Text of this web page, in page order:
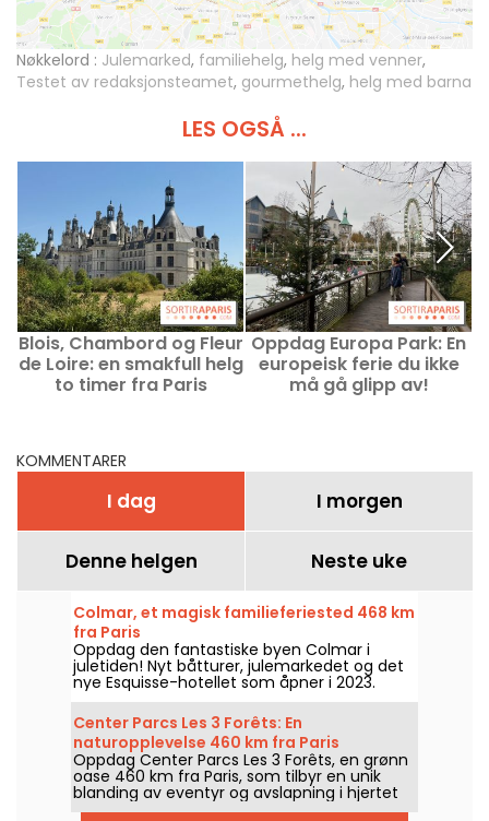
Nøkkelord : Julemarked, familiehelg, helg med venner,
Testet av redaksjonsteamet, gourmethelg, helg med barna
LES OGSÅ ...
Blois, Chambord og Fleur
de Loire: en smakfull helg
to timer fra Paris
Oppdag Europa Park: En
europeisk ferie du ikke
må gå glipp av!
KOMMENTARER
I dag I morgen
Denne helgen Neste uke
Colmar, et magisk familieferiested 468 km
fra Paris
Oppdag den fantastiske byen Colmar i
juletiden! Nyt båtturer, julemarkedet og det
nye Esquisse-hotellet som åpner i 2023.
Center Parcs Les 3 Forêts: En
naturopplevelse 460 km fra Paris
Oppdag Center Parcs Les 3 Forêts, en grønn
oase 460 km fra Paris, som tilbyr en unik
blanding av eventyr og avslapning i hjertet
av naturen.